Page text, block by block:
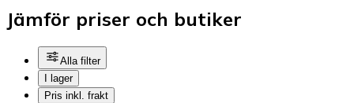
Jämför priser och butiker
Alla filter
I lager
Pris inkl. frakt